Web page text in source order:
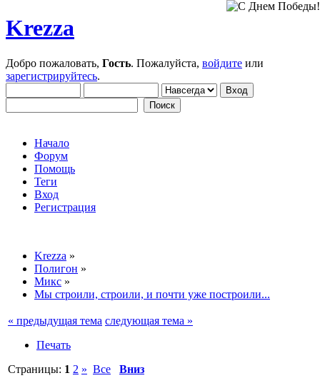
Krezza
Добро пожаловать, Гость. Пожалуйста, войдите или
зарегистрируйтесь.
Начало
Форум
Помощь
Теги
Вход
Регистрация
Krezza »
Полигон »
Микс »
Мы строили, строили, и почти уже построили...
« предыдущая тема следующая тема »
Печать
Страницы: 1 2 » Все Вниз